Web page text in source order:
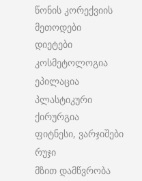
წონის კორექვიის
მეთოდები
დიეტები
კოსმეტოლოგია
ეპილაცია
პლასტიკური
ქირურგია
ფიტნესი, ვარჯიშები
რუჯი
მზით დამწვრობა